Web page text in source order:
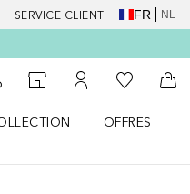
SERVICE CLIENT FR NL
Vers le Storefinder
Vers Mon Compte
Vers Ma
OFFRES